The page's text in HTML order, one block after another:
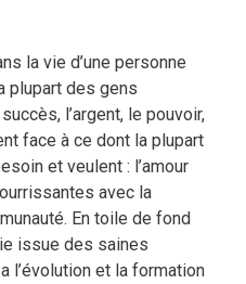
la vie d’une personne
plupart des gens
l’argent, le pouvoir,
face à ce dont la plupart
et veulent : l’amour
avec la
En toile de fond
issue des saines
l’évolution et la formation